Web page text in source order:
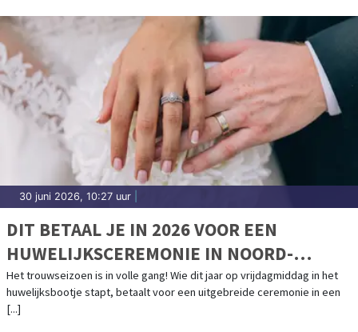
30 juni 2026, 10:27 uur
DIT BETAAL JE IN 2026 VOOR EEN
HUWELIJKSCEREMONIE IN NOORD-
HOLLAND
Het trouwseizoen is in volle gang! Wie dit jaar op vrijdagmiddag in het
huwelijksbootje stapt, betaalt voor een uitgebreide ceremonie in een
[...]